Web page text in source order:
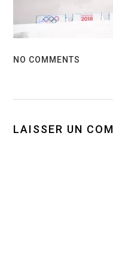
NO COMMENTS
LAISSER UN